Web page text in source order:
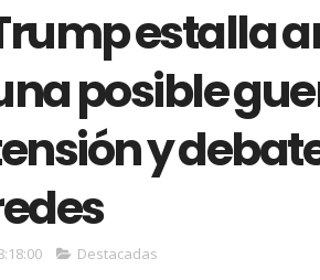
estalla
posible
y
Destacadas